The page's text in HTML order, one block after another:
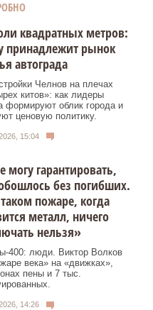
квадратных метров:
принадлежит рынок
автограда
Челнов на плечах
китов»: как лидеры
формируют облик города и
ценовую политику.
15:04
могу гарантировать,
без погибших.
пожаре, когда
металл, ничего
нельзя»
400: люди. Виктор Волков
века» на «движках»,
пены и 7 тыс.
14:26